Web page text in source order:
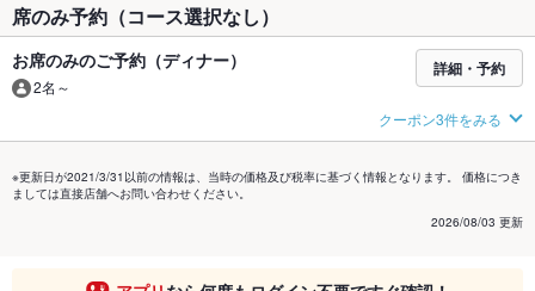
席のみ予約（コース選択なし）
お席のみのご予約（ディナー）
2名～
詳細・予約
クーポン3件をみる
※更新日が2021/3/31以前の情報は、当時の価格及び税率に基づく情報となります。 価格につき
ましては直接店舗へお問い合わせください。
2026/08/03 更新